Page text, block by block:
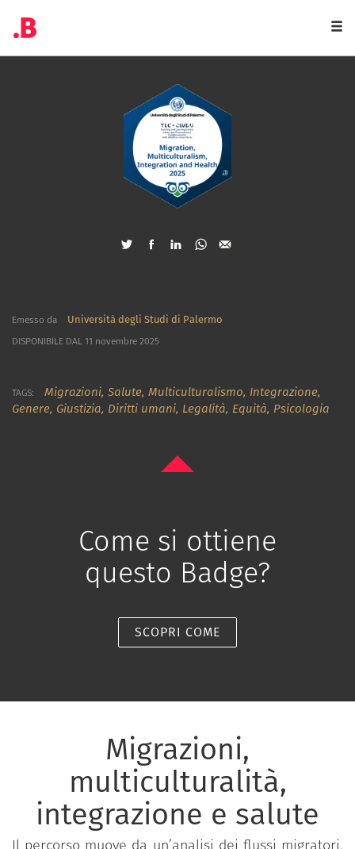
Emesso da Università degli Studi di Palermo
DISPONIBILE DAL 11 novembre 2025
TAGS: Migrazioni, Salute, Multiculturalismo, Integrazione,
Genere, Giustizia, Diritti umani, Legalità, Equità, Psicologia
Come si ottiene
questo Badge?
SCOPRI COME
Migrazioni,
multiculturalità,
integrazione e salute
Il percorso muove da un’analisi dei flussi migratori,